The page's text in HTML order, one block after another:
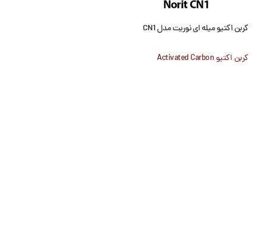
کربن اکتیو میله ای نوریت مدل CN1
کربن اکتیو Activated Carbon